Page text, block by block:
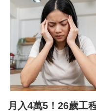
月入4萬5！26歲工